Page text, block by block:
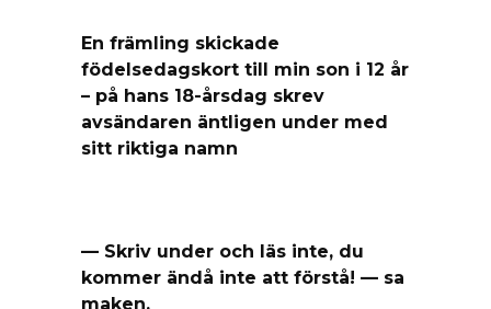
En främling skickade
födelsedagskort till min son i 12 år
– på hans 18-årsdag skrev
avsändaren äntligen under med
sitt riktiga namn
— Skriv under och läs inte, du
kommer ändå inte att förstå! — sa
maken.